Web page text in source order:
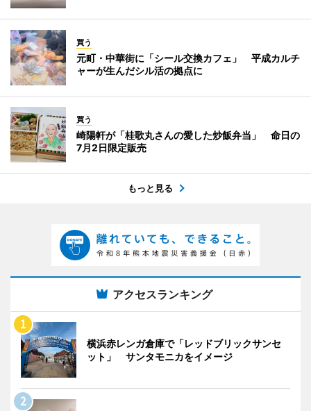
買う
元町・中華街に「シール交換カフェ」 平成カルチ
ャーが生んだシル活の拠点に
買う
崎陽軒が「桂歌丸さんの愛した炒飯弁当」 命日の
7月2日限定販売
もっと見る
アクセスランキング
横浜赤レンガ倉庫で「レッドブリックサンセ
ット」 サンタモニカをイメージ